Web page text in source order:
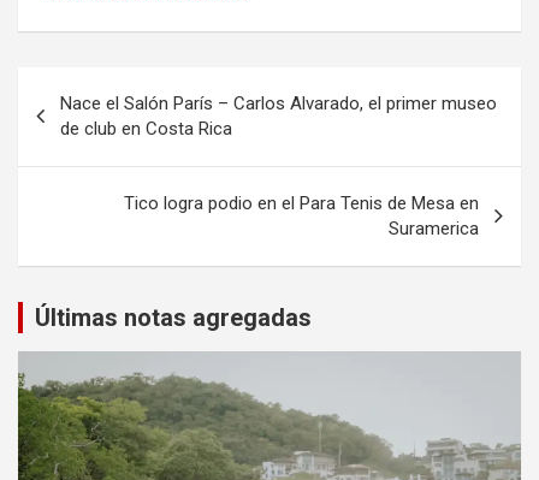
de
entradas
Nace el Salón París – Carlos Alvarado, el primer museo
de club en Costa Rica
Tico logra podio en el Para Tenis de Mesa en
Suramerica
Últimas notas agregadas